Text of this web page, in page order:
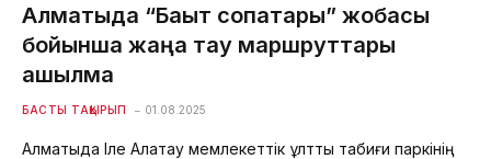
Алматыда “Бақыт соқпақтары” жобасы
бойынша жаңа тау маршруттары
ашылмақ
БАСТЫ ТАҚЫРЫП 01.08.2025
Алматыда Іле Алатау мемлекеттік ұлттық табиғи паркінің